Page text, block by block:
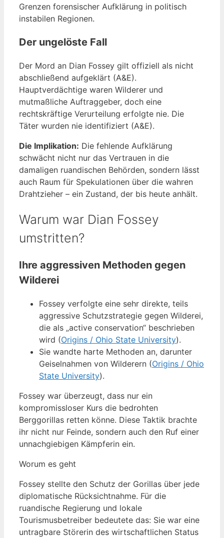
Grenzen forensischer Aufklärung in politisch
instabilen Regionen.
Der ungelöste Fall
Der Mord an Dian Fossey gilt offiziell als nicht
abschließend aufgeklärt (A&E).
Hauptverdächtige waren Wilderer und
mutmaßliche Auftraggeber, doch eine
rechtskräftige Verurteilung erfolgte nie. Die
Täter wurden nie identifiziert (A&E).
Die Implikation: Die fehlende Aufklärung
schwächt nicht nur das Vertrauen in die
damaligen ruandischen Behörden, sondern lässt
auch Raum für Spekulationen über die wahren
Drahtzieher – ein Zustand, der bis heute anhält.
Warum war Dian Fossey
umstritten?
Ihre aggressiven Methoden gegen
Wilderei
Fossey verfolgte eine sehr direkte, teils
aggressive Schutzstrategie gegen Wilderei,
die als „active conservation“ beschrieben
wird (Origins / Ohio State University).
Sie wandte harte Methoden an, darunter
Geiselnahmen von Wilderern (Origins / Ohio
State University).
Fossey war überzeugt, dass nur ein
kompromissloser Kurs die bedrohten
Berggorillas retten könne. Diese Taktik brachte
ihr nicht nur Feinde, sondern auch den Ruf einer
unnachgiebigen Kämpferin ein.
Worum es geht
Fossey stellte den Schutz der Gorillas über jede
diplomatische Rücksichtnahme. Für die
ruandische Regierung und lokale
Tourismusbetreiber bedeutete das: Sie war eine
untragbare Störerin des wirtschaftlichen Status